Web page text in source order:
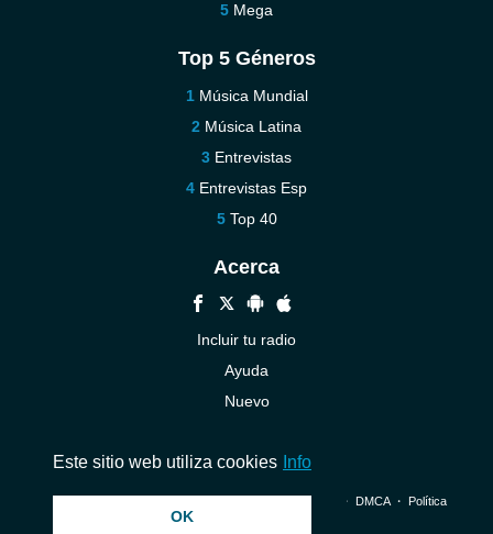
Mega
Top 5 Géneros
Música Mundial
Música Latina
Entrevistas
Entrevistas Esp
Top 40
Acerca
Incluir tu radio
Ayuda
Nuevo
© 2026 InstantAudio. Reservados todos los derechos. ・ DMCA・ Política
Este sitio web utiliza cookies Info
OK